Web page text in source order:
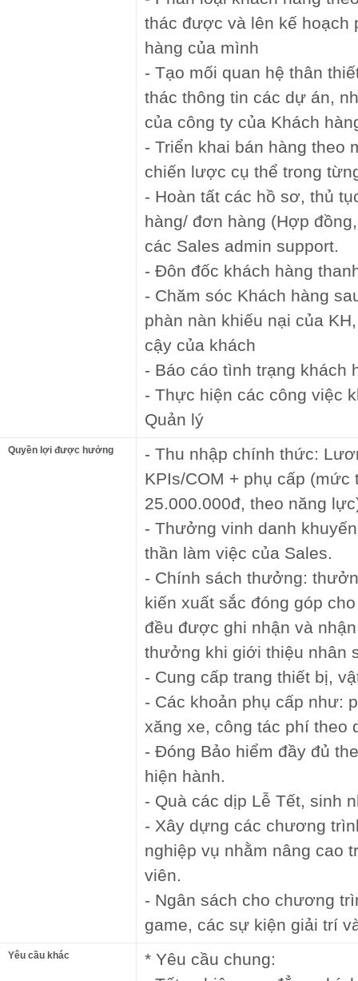
thác được và lên kế hoạch
hàng của mình
- Tạo mối quan hệ thân
thác thông tin các dự án,
của công ty của Khách
- Triển khai bán hàng theo
chiến lược cụ thể trong
- Hoàn tất các hồ sơ, thủ
hàng/ đơn hàng (Hợp
các Sales admin support.
- Đôn đốc khách hàng
- Chăm sóc Khách hàng
phàn nàn khiếu nại của
cậy của khách
- Báo cáo tình trạng khách
- Thực hiện các công việc
Quản lý
Quyền lợi được hưởng
- Thu nhập chính thức:
KPIs/COM + phụ cấp (mức
25.000.000đ, theo năng
- Thưởng vinh danh
thần làm việc của Sales.
- Chính sách thưởng:
kiến xuất sắc đóng góp
đều được ghi nhận và
thưởng khi giới thiệu nhân
- Cung cấp trang thiết bị,
- Các khoản phụ cấp như:
xăng xe, công tác phí theo
- Đóng Bảo hiểm đầy đủ
hiện hành.
- Quà các dịp Lễ Tết, sinh
- Xây dựng các chương
nghiệp vụ nhằm nâng cao
viên.
- Ngân sách cho chương
game, các sự kiện giải trí
Yêu cầu khác
* Yêu cầu chung: